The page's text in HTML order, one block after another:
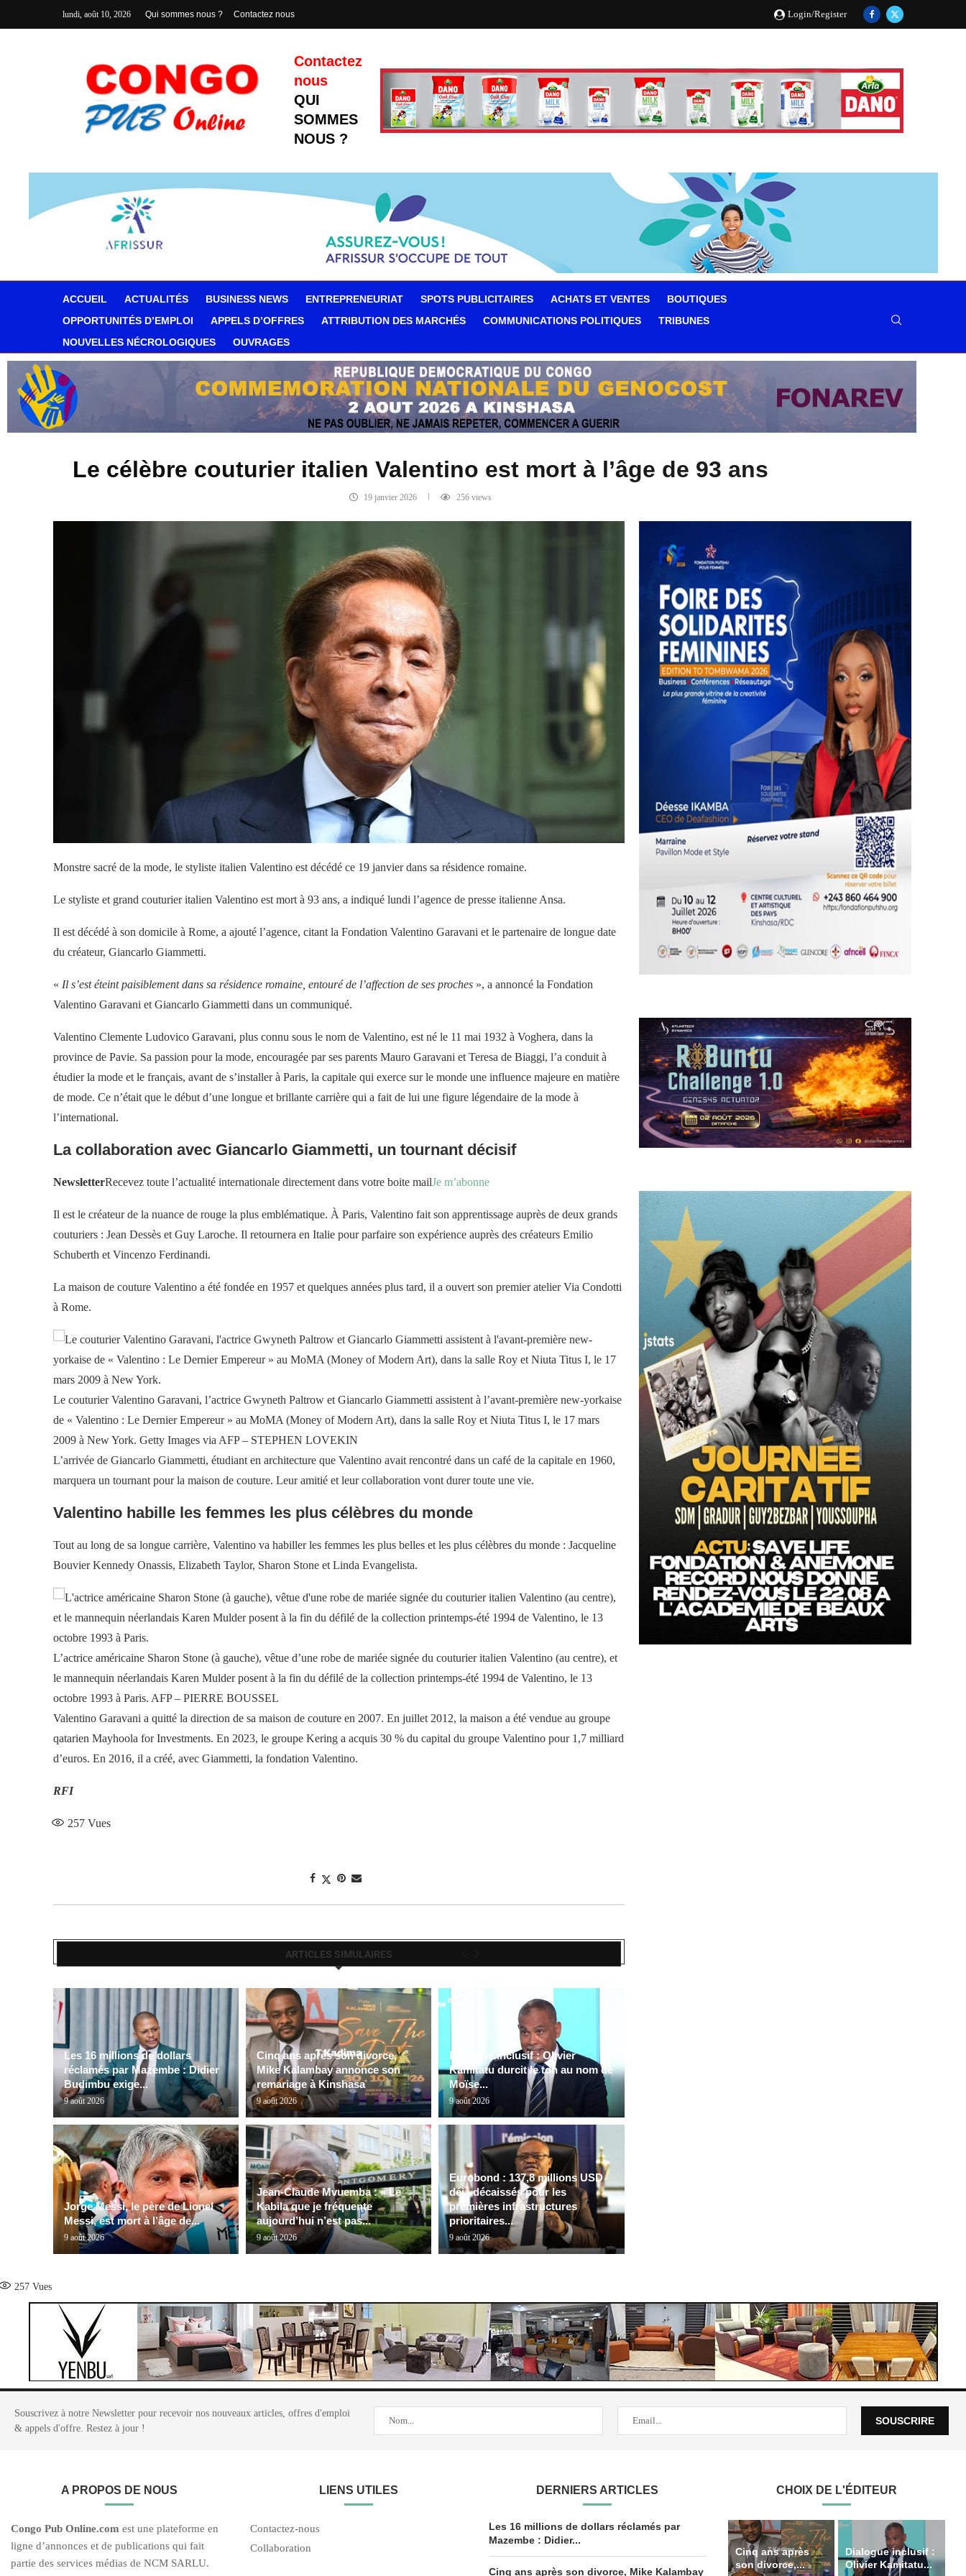
lundi, août 10, 2026 Qui sommes nous ? Contactez nous Login/Register
Contactez
nous
QUI
SOMMES
NOUS ?
ACCUEIL ACTUALITÉS BUSINESS NEWS ENTREPRENEURIAT SPOTS PUBLICITAIRES ACHATS ET VENTES
BOUTIQUES
OPPORTUNITÉS D’EMPLOI
APPELS D’OFFRES ATTRIBUTION DES MARCHÉS COMMUNICATIONS POLITIQUES
TRIBUNES
NOUVELLES NÉCROLOGIQUES
OUVRAGES
Le célèbre couturier italien Valentino est mort à l’âge de 93 ans
19 janvier 2026 256 views
Monstre sacré de la mode, le styliste italien Valentino est décédé ce 19 janvier dans sa résidence romaine.
Le styliste et grand couturier italien Valentino est mort à 93 ans, a indiqué lundi l’agence de presse italienne Ansa.
Il est décédé à son domicile à Rome, a ajouté l’agence, citant la Fondation Valentino Garavani et le partenaire de longue date
du créateur, Giancarlo Giammetti.
« Il s’est éteint paisiblement dans sa résidence romaine, entouré de l’affection de ses proches », a annoncé la Fondation
Valentino Garavani et Giancarlo Giammetti dans un communiqué.
Valentino Clemente Ludovico Garavani, plus connu sous le nom de Valentino, est né le 11 mai 1932 à Voghera, dans la
province de Pavie. Sa passion pour la mode, encouragée par ses parents Mauro Garavani et Teresa de Biaggi, l’a conduit à
étudier la mode et le français, avant de s’installer à Paris, la capitale qui exerce sur le monde une influence majeure en matière
de mode. Ce n’était que le début d’une longue et brillante carrière qui a fait de lui une figure légendaire de la mode à
l’international.
La collaboration avec Giancarlo Giammetti, un tournant décisif
NewsletterRecevez toute l’actualité internationale directement dans votre boite mailJe m’abonne
Il est le créateur de la nuance de rouge la plus emblématique. À Paris, Valentino fait son apprentissage auprès de deux grands
couturiers : Jean Dessès et Guy Laroche. Il retournera en Italie pour parfaire son expérience auprès des créateurs Emilio
Schuberth et Vincenzo Ferdinandi.
La maison de couture Valentino a été fondée en 1957 et quelques années plus tard, il a ouvert son premier atelier Via Condotti
à Rome.
Le couturier Valentino Garavani, l’actrice Gwyneth Paltrow et Giancarlo Giammetti assistent à l’avant-première new-yorkaise
de « Valentino : Le Dernier Empereur » au MoMA (Money of Modern Art), dans la salle Roy et Niuta Titus I, le 17 mars
2009 à New York. Getty Images via AFP – STEPHEN LOVEKIN
L’arrivée de Giancarlo Giammetti, étudiant en architecture que Valentino avait rencontré dans un café de la capitale en 1960,
marquera un tournant pour la maison de couture. Leur amitié et leur collaboration vont durer toute une vie.
Valentino habille les femmes les plus célèbres du monde
Tout au long de sa longue carrière, Valentino va habiller les femmes les plus belles et les plus célèbres du monde : Jacqueline
Bouvier Kennedy Onassis, Elizabeth Taylor, Sharon Stone et Linda Evangelista.
L’actrice américaine Sharon Stone (à gauche), vêtue d’une robe de mariée signée du couturier italien Valentino (au centre), et
le mannequin néerlandais Karen Mulder posent à la fin du défilé de la collection printemps-été 1994 de Valentino, le 13
octobre 1993 à Paris. AFP – PIERRE BOUSSEL
Valentino Garavani a quitté la direction de sa maison de couture en 2007. En juillet 2012, la maison a été vendue au groupe
qatarien Mayhoola for Investments. En 2023, le groupe Kering a acquis 30 % du capital du groupe Valentino pour 1,7 milliard
d’euros. En 2016, il a créé, avec Giammetti, la fondation Valentino.
RFI
257 Vues
ARTICLES SIMULAIRES
Les 16 millions de dollars
réclamés par Mazembe : Didier
Budimbu exige...
9 août 2026
Cinq ans après son divorce,
Mike Kalambay annonce son
remariage à Kinshasa
9 août 2026
Dialogue inclusif : Olivier
Kamitatu durcit le ton au nom de
Moïse...
9 août 2026
Jorge Messi, le père de Lionel
Messi, est mort à l’âge de...
9 août 2026
Jean-Claude Mvuemba : « Le
Kabila que je fréquente
aujourd’hui n’est pas...
9 août 2026
Eurobond : 137,8 millions USD
déjà décaissés pour les
premières infrastructures
prioritaires...
9 août 2026
257 Vues
Souscrivez à notre Newsletter pour recevoir nos nouveaux articles, offres d'emploi
& appels d'offre. Restez à jour !
A PROPOS DE NOUS
Congo Pub Online.com est une plateforme en
ligne d’annonces et de publications qui fait
partie des services médias de NCM SARLU.
LIENS UTILES
Contactez-nous
Collaboration
DERNIERS ARTICLES
Les 16 millions de dollars réclamés par
Mazembe : Didier...
Cinq ans après son divorce, Mike Kalambay
CHOIX DE L'ÉDITEUR
Cinq ans après
son divorce,...
Dialogue inclusif :
Olivier Kamitatu...